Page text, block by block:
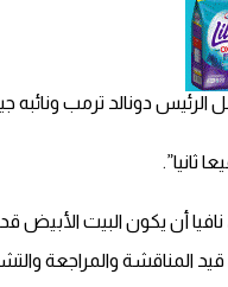
دونالد ترمب
ثانيا”.
أن يكون البيت
والمراجعة